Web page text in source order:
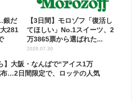
銀だ
281
【3日間】モロゾフ「復活し
てほしい」No.1スイーツ、2
万3865票から選ばれた...
2026.07.30
】大阪・なんばで“アイス1万
…2日間限定で、ロッテの人気